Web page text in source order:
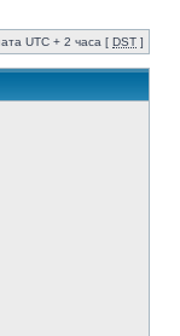
UTC + 2 часа [ DST ]